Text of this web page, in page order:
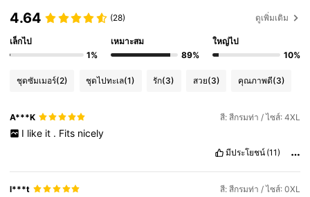
4.64 (28) ดูเพิ่มเติม
เล็กไป
1%
เหมาะสม
89%
ใหญ่ไป
10%
ชุดซัมเมอร์(2) ชุดไปทะเล(1) รัก(3) สวย(3) คุณภาพดี(3)
A***K สี: สีกรมท่า / ไซส์: 4XL
I like it . Fits nicely
มีประโยชน์ (11)
l***t สี: สีกรมท่า / ไซส์: 0XL